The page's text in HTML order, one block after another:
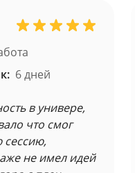
6 дней
в универе,
что смог
сессию,
не имел идей